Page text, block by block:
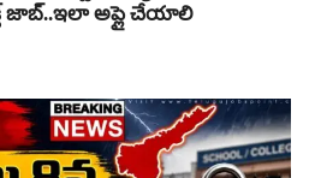
జాబ్..ఇలా అప్లై చేయాలి